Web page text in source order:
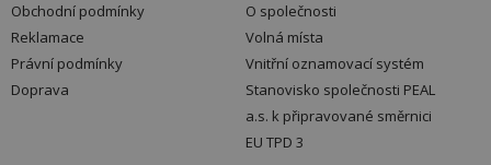
Obchodní podmínky
Reklamace
Právní podmínky
Doprava
O společnosti
Volná místa
Vnitřní oznamovací systém
Stanovisko společnosti PEAL
a.s. k připravované směrnici
EU TPD 3